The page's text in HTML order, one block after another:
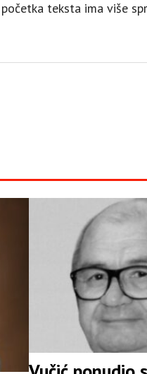
teksta ima više